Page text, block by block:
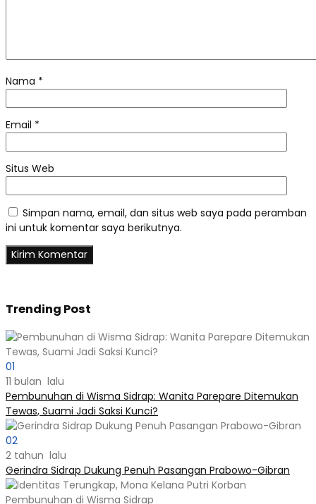
Nama *
Email *
Situs Web
Simpan nama, email, dan situs web saya pada peramban
ini untuk komentar saya berikutnya.
Trending Post
01
11 bulan lalu
Pembunuhan di Wisma Sidrap: Wanita Parepare Ditemukan
Tewas, Suami Jadi Saksi Kunci?
02
2 tahun lalu
Gerindra Sidrap Dukung Penuh Pasangan Prabowo-Gibran